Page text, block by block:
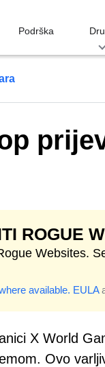
Podrška
ROGUE
Websites.
available. EULA
X World
Ovo